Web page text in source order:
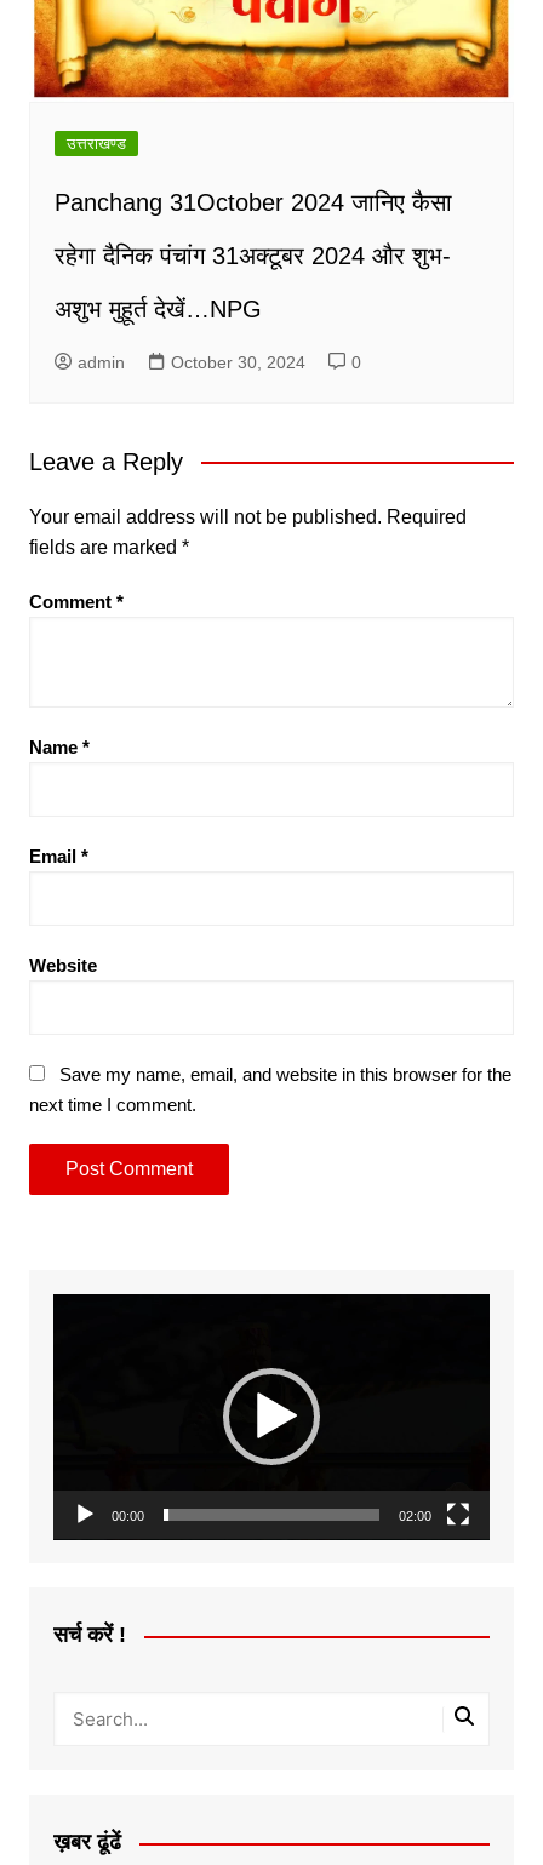
उत्तराखण्ड
Panchang 31October 2024 जानिए कैसा
रहेगा दैनिक पंचांग 31अक्टूबर 2024 और शुभ-
अशुभ मुहूर्त देखें…NPG
admin October 30, 2024 0
Leave a Reply
Your email address will not be published. Required
fields are marked *
Comment *
Name *
Email *
Website
Save my name, email, and website in this browser for the
next time I comment.
00:00 02:00
सर्च करें !
ख़बर ढूंढें